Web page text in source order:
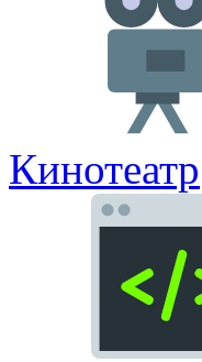
Кинотеатр